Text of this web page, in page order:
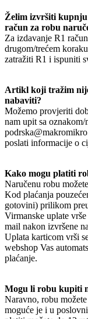
Želim izvršiti kupnju
račun za robu
Za izdavanje R1
drugom/trećem
zatražiti R1 i ispuniti
Artikl koji tražim
nabaviti?
Možemo provjeriti
nam upit sa
poslati informacije o
Kako mogu platiti
Naručenu robu
Kod plaćanja
gotovini) prilikom
Virmanske uplate
mail nakon izvršene
Uplata karticom vrši
webshop Vas
plaćanje.
Mogu li robu kupiti
Naravno, robu
moguće je i u